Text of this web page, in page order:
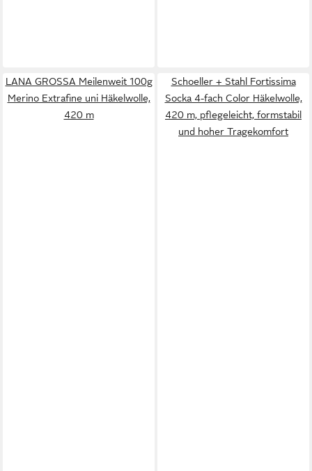
LANA GROSSA Meilenweit 100g
Merino Extrafine uni Häkelwolle,
420 m
Schoeller + Stahl Fortissima
Socka 4-fach Color Häkelwolle,
420 m, pflegeleicht, formstabil
und hoher Tragekomfort